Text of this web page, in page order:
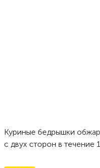
Куриные бедрышки
с двух сторон в течение